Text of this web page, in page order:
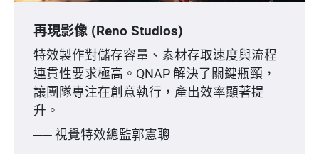
再現影像 (Reno Studios)
特效製作對儲存容量、素材存取速度與流程
連貫性要求極高。QNAP 解決了關鍵瓶頸，
讓團隊專注在創意執行，產出效率顯著提
升。
── 視覺特效總監郭憲聰